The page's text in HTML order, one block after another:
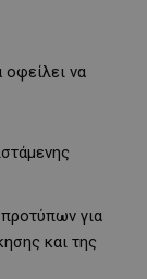
οφείλει να
για
και της